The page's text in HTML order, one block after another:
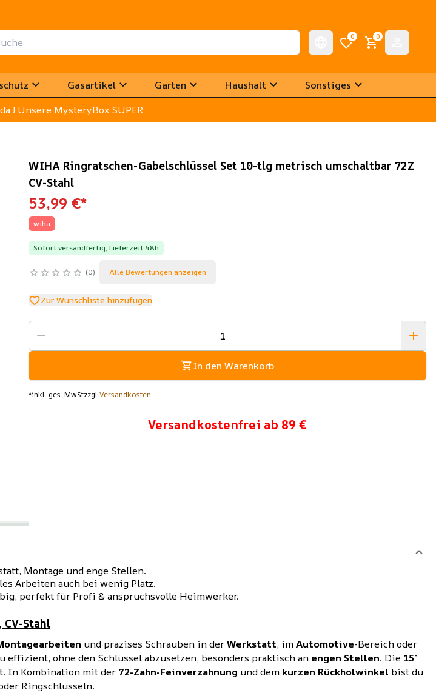
0 0
Gasartikel Garten Haushalt
Sonstiges
! Unsere MysteryBox SUPER
WIHA Ringratschen-Gabelschlüssel Set 10-tlg metrisch umschaltbar 72Z
CV-Stahl
53,99 €*
wiha
Sofort versandfertig, Lieferzeit 48h
0 Alle Bewertungen anzeigen
Zur Wunschliste hinzufügen
In den Warenkorb
*inkl. ges. MwStzzgl.Versandkosten
Versandkostenfrei ab 89 €
Montage und enge Stellen.
Arbeiten auch bei wenig Platz.
perfekt für Profi & anspruchsvolle Heimwerker.
Stahl
und präzises Schrauben in derWerkstatt, imAutomotive-Bereich oder
effizient, ohne den Schlüssel abzusetzen, besonders praktisch an engen Stellen. Die 15°
In Kombination mit der 72-Zahn-Feinverzahnung und dem kurzen Rückholwinkel bist du
Ringschlüsseln.